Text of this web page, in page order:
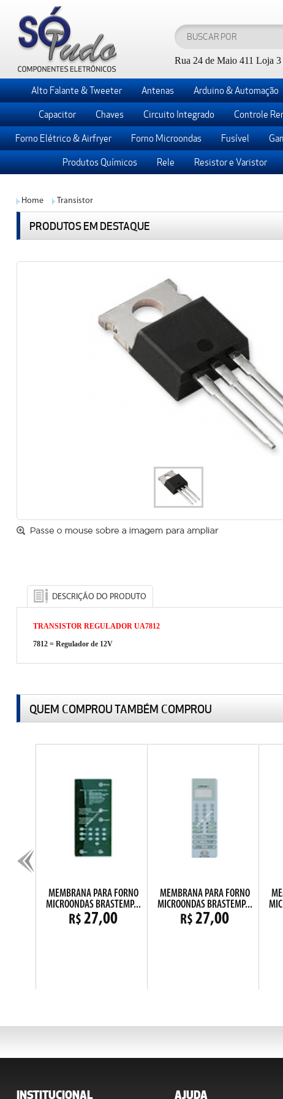
Rua 24 de Maio 411 Loja
Alto Falante & Tweeter Antenas Arduino & Automação
Capacitor Chaves Circuito Integrado Controle
Forno Elétrico & Airfryer Forno Microondas Fusível
Produtos Químicos Rele Resistor e Varistor
Home Transistor
PRODUTOS EM DESTAQUE
DESCRIÇÃO DO PRODUTO
TRANSISTOR REGULADOR UA7812
7812 = Regulador de 12V
QUEM COMPROU TAMBÉM COMPROU
MEMBRANA PARA FORNO
MICROONDAS BRASTEMP...
R$ 27,00
MEMBRANA PARA FORNO
MICROONDAS BRASTEMP...
R$ 27,00
INSTITUCIONAL AJUDA